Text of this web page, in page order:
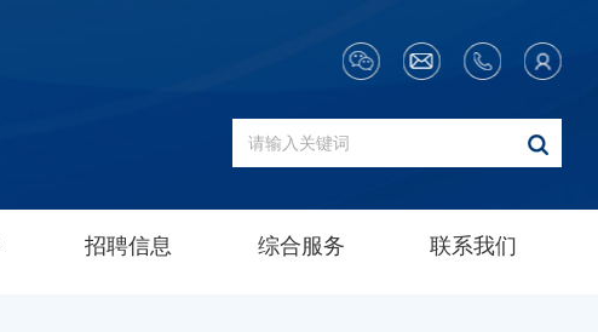
招聘信息 综合服务 联系我们